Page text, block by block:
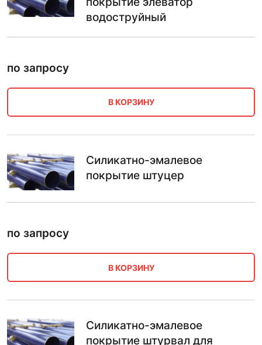
водоструйный
по запросу
В КОРЗИНУ
Силикатно-эмалевое
покрытие штуцер
по запросу
В КОРЗИНУ
Силикатно-эмалевое
покрытие штурвал для